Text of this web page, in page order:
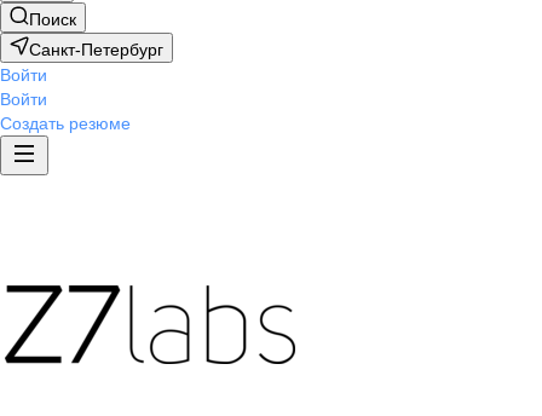
Поиск
Санкт-Петербург
Войти
Войти
Создать резюме